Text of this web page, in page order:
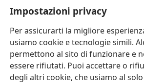
Impostazioni privacy
Per assicurarti la migliore
usiamo cookie e tecnologie simili.
permettono al sito di funzionare e
essere rifiutati. Puoi accettare o
degli altri cookie, che usiamo al
tempi emozionanti nei quali l’agitato
violenza contro i Testimoni, si narra
avvenimento:
‘Una volta mentre il fratello Gillespie
l’incisione di un disco nell’isola Bell
acustica, una folla cominciò a